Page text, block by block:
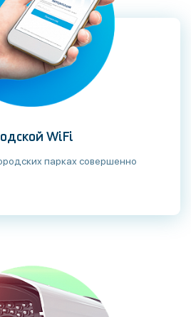
WiFi
парках совершенно